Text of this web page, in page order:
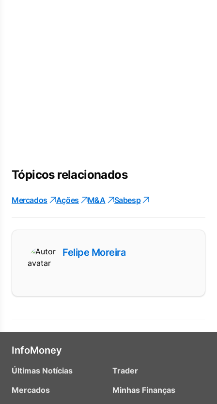
Tópicos relacionados
Mercados Ações M&A Sabesp
Felipe Moreira
InfoMoney
Últimas Notícias
Mercados
Trader
Minhas Finanças